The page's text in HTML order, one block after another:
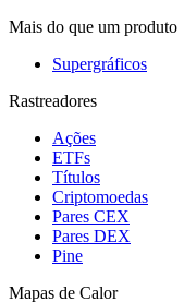
Mais do que um produto
Supergráficos
Rastreadores
Ações
ETFs
Títulos
Criptomoedas
Pares CEX
Pares DEX
Pine
Mapas de Calor